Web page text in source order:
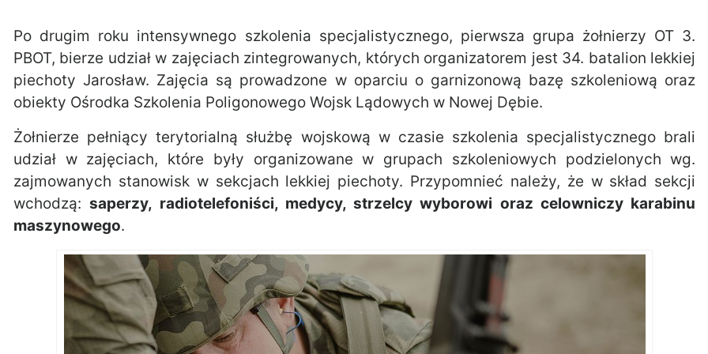
Po drugim roku intensywnego szkolenia specjalistycznego, pierwsza grupa żołnierzy OT 3.
PBOT, bierze udział w zajęciach zintegrowanych, których organizatorem jest 34. batalion lekkiej
piechoty Jarosław. Zajęcia są prowadzone w oparciu o garnizonową bazę szkoleniową oraz
obiekty Ośrodka Szkolenia Poligonowego Wojsk Lądowych w Nowej Dębie.
Żołnierze pełniący terytorialną służbę wojskową w czasie szkolenia specjalistycznego brali
udział w zajęciach, które były organizowane w grupach szkoleniowych podzielonych wg.
zajmowanych stanowisk w sekcjach lekkiej piechoty. Przypomnieć należy, że w skład sekcji
wchodzą:saperzy, radiotelefoniści, medycy, strzelcy wyborowi oraz celowniczy karabinu
maszynowego.